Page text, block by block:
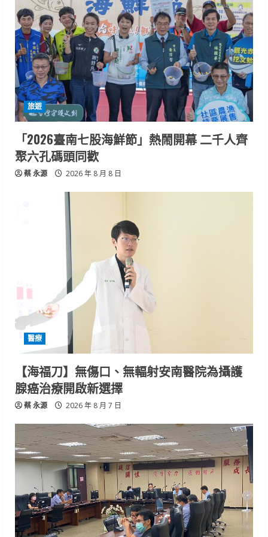
旅遊
「2026臺南七股海鮮節」熱鬧開幕 二千人齊
聚六孔碼頭同歡
蔡 永源 2026 年 8 月 8 日
醫療
【海福刀】無傷口、無輻射安南醫院為攝護
腺癌治療開啟新選擇
蔡 永源 2026 年 8 月 7 日